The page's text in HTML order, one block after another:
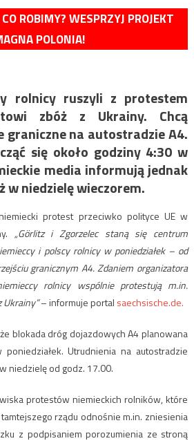
ROBIMY? WESPRZYJ PROJEKT
POLONIA!
rolnicy ruszyli z protestem
zbóż z Ukrainy. Chcą
graniczne na autostradzie A4.
się około godziny 4:30 w
media informują jednak
w niedzielę wieczorem.
protest przeciwko polityce UE w
„Görlitz i Zgorzelec staną się centrum
i polscy rolnicy w poniedziałek – od
granicznym A4. Zdaniem organizatora
rolnicy wspólnie protestują m.in.
Ukrainy”– informuje portal saechsische.de.
blokada dróg dojazdowych A4 planowana
Utrudnienia na autostradzie
niedzielę od godz. 17.00.
protestów niemieckich rolników, które
rządu odnośnie m.in. zniesienia
z podpisaniem porozumienia ze stroną